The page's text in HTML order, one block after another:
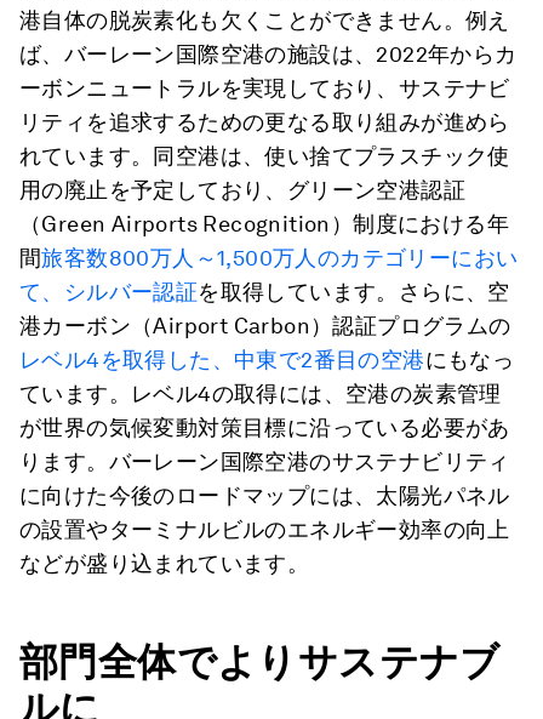
港自体の脱炭素化も欠くことができません。例え
ば、バーレーン国際空港の施設は、2022年からカ
ーボンニュートラルを実現しており、サステナビ
リティを追求するための更なる取り組みが進めら
れています。同空港は、使い捨てプラスチック使
用の廃止を予定しており、グリーン空港認証
（Green Airports Recognition）制度における年
間旅客数800万人～1,500万人のカテゴリーにおい
て、シルバー認証を取得しています。さらに、空
港カーボン（Airport Carbon）認証プログラムの
レベル4を取得した、中東で2番目の空港にもなっ
ています。レベル4の取得には、空港の炭素管理
が世界の気候変動対策目標に沿っている必要があ
ります。バーレーン国際空港のサステナビリティ
に向けた今後のロードマップには、太陽光パネル
の設置やターミナルビルのエネルギー効率の向上
などが盛り込まれています。
部門全体でよりサステナブ
ルに